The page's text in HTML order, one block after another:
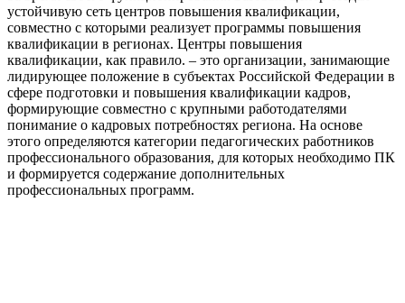
устойчивую сеть центров повышения квалификации,
совместно с которыми реализует программы повышения
квалификации в регионах. Центры повышения
квалификации, как правило. – это организации, занимающие
лидирующее положение в субъектах Российской Федерации в
сфере подготовки и повышения квалификации кадров,
формирующие совместно с крупными работодателями
понимание о кадровых потребностях региона. На основе
этого определяются категории педагогических работников
профессионального образования, для которых необходимо ПК
и формируется содержание дополнительных
профессиональных программ.